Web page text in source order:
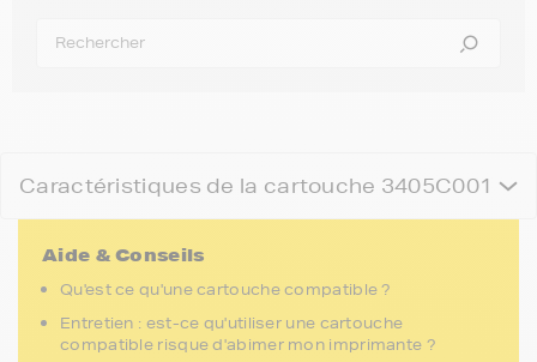
Caractéristiques de la cartouche 3405C001
Aide & Conseils
Qu'est ce qu'une cartouche compatible ?
Entretien : est-ce qu'utiliser une cartouche
compatible risque d'abimer mon imprimante ?